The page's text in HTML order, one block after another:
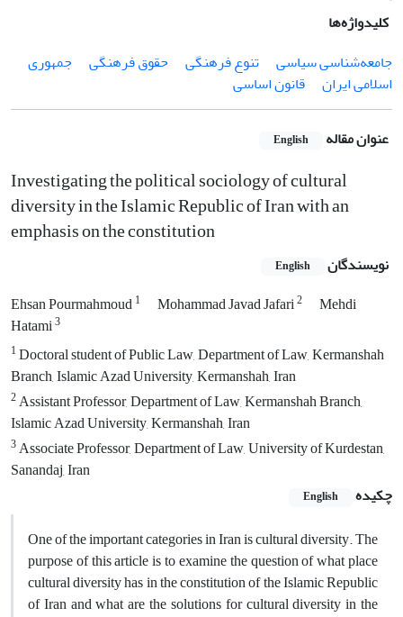
کلیدواژه‌ها
جامعه‌شناسی سیاسی
تنوع فرهنگی حقوق فرهنگی
جمهوری
اسلامی ایران
قانون اساسی
عنوان مقاله English
Investigating the political sociology of cultural
diversity in the Islamic Republic of Iran with an
emphasis on the constitution
نویسندگان English
Ehsan Pourmahmoud1 Mohammad Javad Jafari2
Mehdi
Hatami3
1Doctoral student of Public Law, Department of Law, Kermanshah
Branch, Islamic Azad University, Kermanshah, Iran
2Assistant Professor, Department of Law, Kermanshah Branch,
Islamic Azad University, Kermanshah, Iran
3Associate Professor, Department of Law, University of Kurdestan,
Sanandaj, Iran
چکیده
English
One of the important categories in Iran is cultural diversity. The
purpose of this article is to examine the question of what place
cultural diversity has in the constitution of the Islamic Republic
of Iran and what are the solutions for cultural diversity in the